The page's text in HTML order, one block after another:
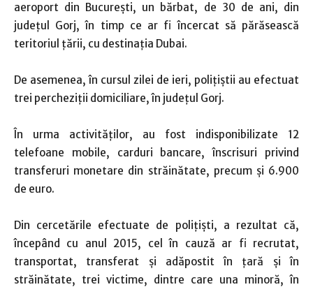
aeroport din București, un bărbat, de 30 de ani, din
județul Gorj, în timp ce ar fi încercat să părăsească
teritoriul țării, cu destinația Dubai.
De asemenea, în cursul zilei de ieri, polițiștii au efectuat
trei percheziții domiciliare, în județul Gorj.
În urma activităților, au fost indisponibilizate 12
telefoane mobile, carduri bancare, înscrisuri privind
transferuri monetare din străinătate, precum şi 6.900
de euro.
Din cercetările efectuate de polițiști, a rezultat că,
începând cu anul 2015, cel în cauză ar fi recrutat,
transportat, transferat și adăpostit în țară și în
străinătate, trei victime, dintre care una minoră, în